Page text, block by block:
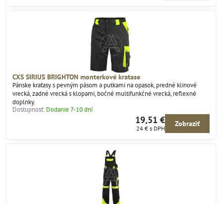
CXS SIRIUS BRIGHTON monterkové kratase
Pánske kraťasy s pevným pásom a putkami na opasok, predné klinové
vrecká, zadné vrecká s klopami, bočné multifunkčné vrecká, reflexné
doplnky.
Dostupnosť: Dodanie 7-10 dní
19,51 €
24 € s DPH
Zobraziť